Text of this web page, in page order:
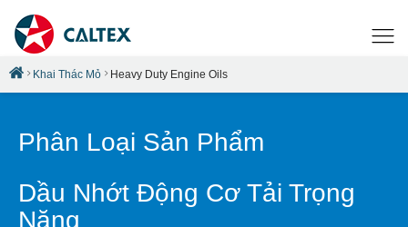
Khai Thác Mỏ Heavy Duty Engine Oils
Phân Loại Sản Phẩm
Dầu Nhớt Động Cơ Tải Trọng
Nặng